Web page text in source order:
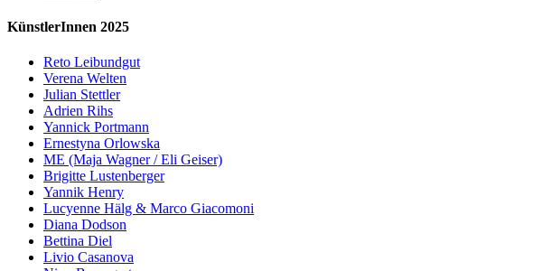
KünstlerInnen 2025
Reto Leibundgut
Verena Welten
Julian Stettler
Adrien Rihs
Yannick Portmann
Ernestyna Orlowska
ME (Maja Wagner / Eli Geiser)
Brigitte Lustenberger
Yannik Henry
Lucyenne Hälg & Marco Giacomoni
Diana Dodson
Bettina Diel
Livio Casanova